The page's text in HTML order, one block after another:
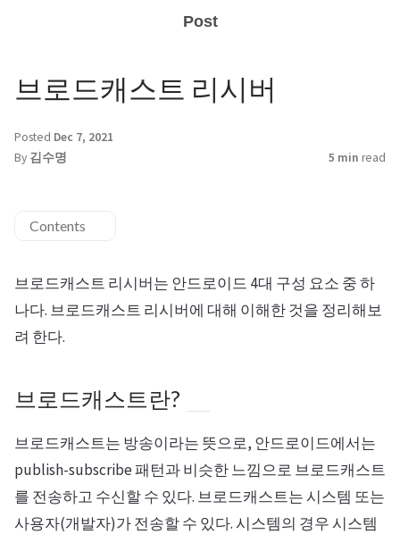
Post
브로드캐스트 리시버
Posted Dec 7, 2021
By 김수명 5 min read
Contents
브로드캐스트 리시버는 안드로이드 4대 구성 요소 중 하
나다. 브로드캐스트 리시버에 대해 이해한 것을 정리해보
려 한다.
브로드캐스트란?
브로드캐스트는 방송이라는 뜻으로, 안드로이드에서는
publish-subscribe 패턴과 비슷한 느낌으로 브로드캐스트
를 전송하고 수신할 수 있다. 브로드캐스트는 시스템 또는
사용자(개발자)가 전송할 수 있다. 시스템의 경우 시스템